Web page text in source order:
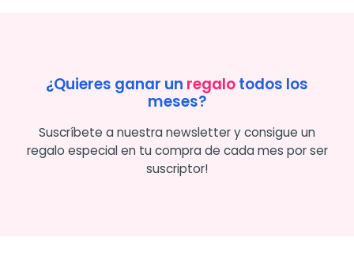
¿Quieres ganar un regalotodos los
meses?
Suscríbete a nuestra newsletter y consigue un
regalo especial en tu compra de cada mes por ser
suscriptor!